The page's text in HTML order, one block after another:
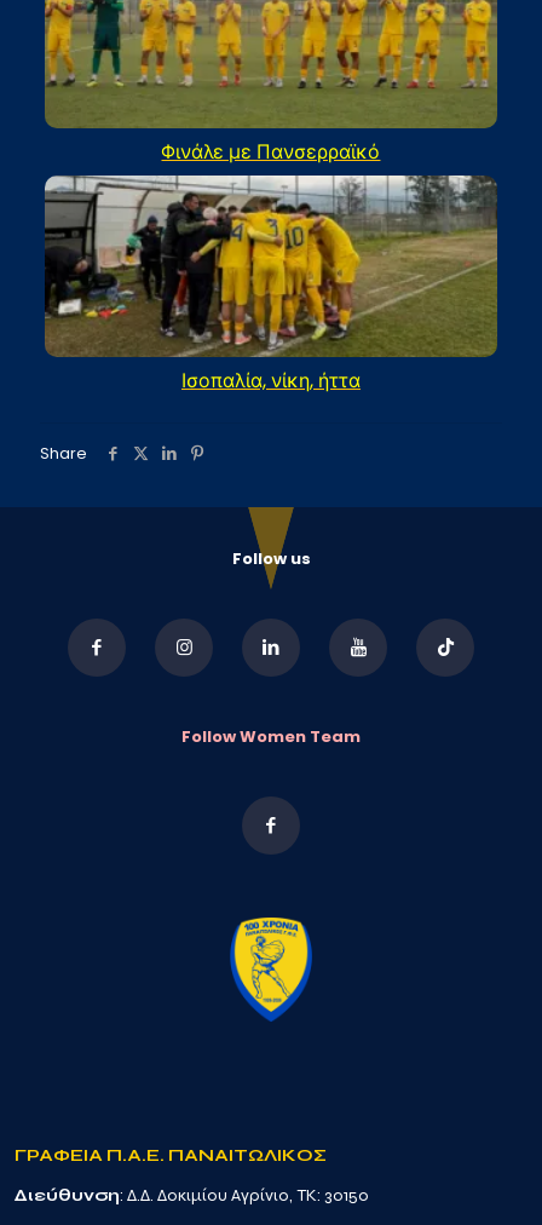
Φινάλε με Πανσερραϊκό
Ισοπαλία, νίκη, ήττα
Share
Follow us
Follow Women Team
ΓΡΑΦΕΙΑ Π.Α.Ε. ΠΑΝΑΙΤΩΛΙΚΟΣ
Διεύθυνση: Δ.Δ. Δοκιμίου Αγρίνιο, TK: 30150